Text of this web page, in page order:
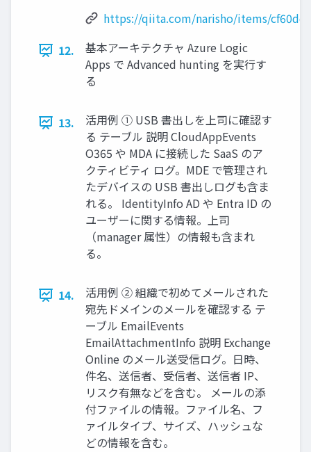
https://qiita.com/narisho/items/
12.
基本アーキテクチャ Azure Logic
Apps で Advanced hunting を実行す
る
13.
活用例 ① USB 書出しを上司に確認す
る テーブル 説明 CloudAppEvents
O365 や MDA に接続した SaaS のア
クティビティ ログ。MDE で管理され
たデバイスの USB 書出しログも含ま
れる。 IdentityInfo AD や Entra ID の
ユーザーに関する情報。上司
（manager 属性）の情報も含まれ
る。
14.
活用例 ② 組織で初めてメールされた
宛先ドメインのメールを確認する テ
ーブル EmailEvents
EmailAttachmentInfo 説明 Exchange
Online のメール送受信ログ。日時、
件名、送信者、受信者、送信者 IP、
リスク有無などを含む。 メールの添
付ファイルの情報。ファイル名、フ
ァイルタイプ、サイズ、ハッシュな
どの情報を含む。